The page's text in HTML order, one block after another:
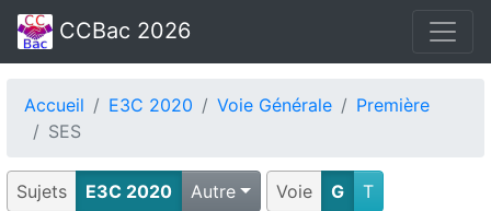
CCBac 2026
Accueil E3C 2020 Voie Générale
Première
SES
Sujets E3C 2020 Autre Voie G
T